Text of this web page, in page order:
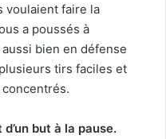
voulaient faire la
a poussés à
bien en défense
tirs faciles et
concentrés.
but à la pause.